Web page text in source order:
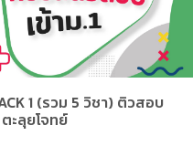
1 (รวม 5 วิชา) ติวสอบ
ตะลุยโจทย์